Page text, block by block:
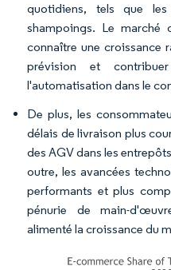
quotidiens, tels que
shampoings. Le
connaître une croissance
prévision et
l'automatisation dans le
De plus, les
délais de livraison plus
des AGV dans les
outre, les avancées
performants et plus
pénurie de main-
alimenté la croissance du